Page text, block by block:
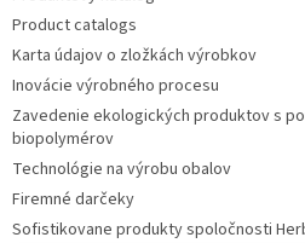
Product catalogs
Karta údajov o zložkách výrobkov
Inovácie výrobného procesu
Zavedenie ekologických produktov s
biopolymérov
Technológie na výrobu obalov
Firemné darčeky
Sofistikovane produkty spoločnosti